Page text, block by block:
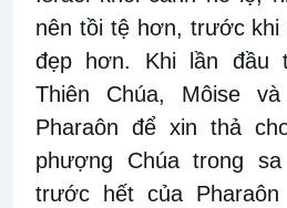
nên tồi tệ hơn, trước
đẹp hơn. Khi lần đầu
Thiên Chúa, Môise và
Pharaôn để xin thả
phượng Chúa trong
trước hết của